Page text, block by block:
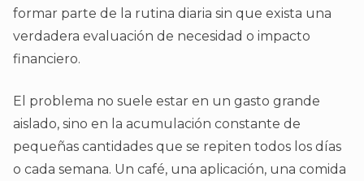
formar parte de la rutina diaria sin que exista una
verdadera evaluación de necesidad o impacto
financiero.
El problema no suele estar en un gasto grande
aislado, sino en la acumulación constante de
pequeñas cantidades que se repiten todos los días
o cada semana. Un café, una aplicación, una comida